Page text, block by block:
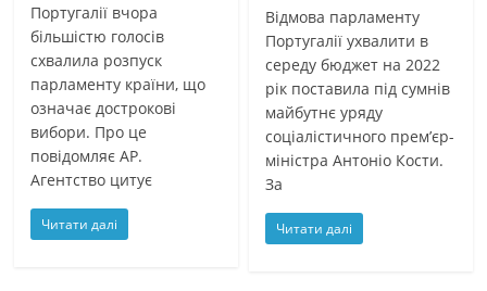
Португалії вчора
більшістю голосів
схвалила розпуск
парламенту країни, що
означає дострокові
вибори. Про це
повідомляє AP.
Агентство цитує
Читати далі
Відмова парламенту
Португалії ухвалити в
середу бюджет на 2022
рік поставила під сумнів
майбутнє уряду
соціалістичного прем’єр-
міністра Антоніо Кости.
За
Читати далі